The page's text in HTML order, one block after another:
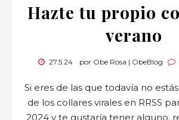
Hazte tu propio
verano
27.5.24 por Obe Rosa | ObeBlog
Si eres de las que todavía no
de los collares virales en RRSS
2024 y te gustaría tener alguno,